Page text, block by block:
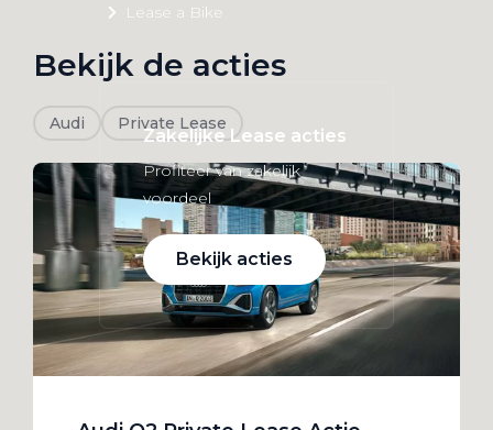
Lease a Bike
Zakelijke Lease acties
Profiteer van zakelijk
voordeel
Bekijk acties
Bekijk de acties
Audi Private Lease